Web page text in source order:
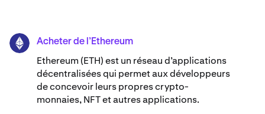
ETH Acheter de l’Ethereum
Ethereum (ETH) est un réseau d’applications
décentralisées qui permet aux développeurs
de concevoir leurs propres crypto-
monnaies, NFT et autres applications.